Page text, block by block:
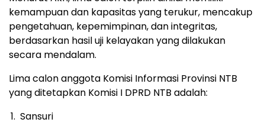
kemampuan dan kapasitas yang terukur, mencakup
pengetahuan, kepemimpinan, dan integritas,
berdasarkan hasil uji kelayakan yang dilakukan
secara mendalam.
Lima calon anggota Komisi Informasi Provinsi NTB
yang ditetapkan Komisi I DPRD NTB adalah:
Sansuri